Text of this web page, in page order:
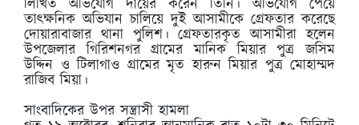
লিখিত অভিযোগ দায়ের করেন তিনি। অভিযোগ পেয়ে
তাৎক্ষনিক অভিযান চালিয়ে দুই আসামীকে গ্রেফতার করেছে
দোয়ারাবাজার থানা পুলিশ। গ্রেফতারকৃত আসামীরা হলেন
উপজেলার গিরিশনগর গ্রামের মানিক মিয়ার পুত্র জসিম
উদ্দিন ও টিলাগাও গ্রামের মৃত হারুন মিয়ার পুত্র মোহাম্মদ
রাজিব মিয়া।
সাংবাদিকের উপর সন্ত্রাসী হামলা